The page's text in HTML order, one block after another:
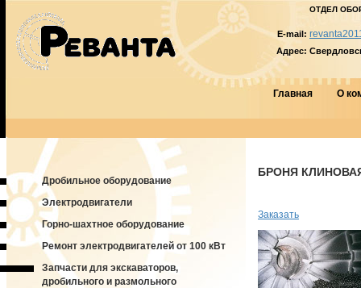
ОТДЕЛ
E-mail:
Адрес:
Главная О
Дробильное оборудование
Электродвигатели
Горно-шахтное оборудование
Ремонт электродвигателей от 100 кВт
Запчасти для экскаваторов,
дробильного и размольного
БРОНЯ
Заказать